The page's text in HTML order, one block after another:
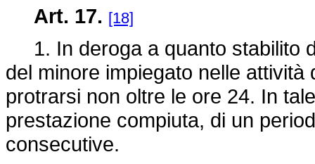
Art. 17. [18]
1. In deroga a quanto stabilito
del minore impiegato nelle
protrarsi non oltre le ore 24. In
prestazione compiuta, di un
consecutive.